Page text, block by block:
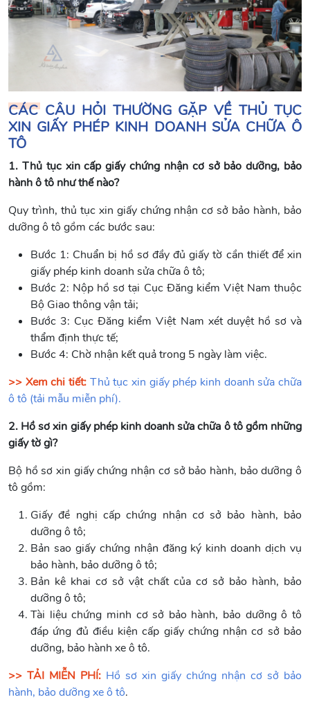
CÁC CÂU HỎI THƯỜNG GẶP VỀ THỦ TỤC
XIN GIẤY PHÉP KINH DOANH SỬA CHỮA Ô
TÔ
1. Thủ tục xin cấp giấy chứng nhận cơ sở bảo dưỡng, bảo
hành ô tô như thế nào?
Quy trình, thủ tục xin giấy chứng nhận cơ sở bảo hành, bảo
dưỡng ô tô gồm các bước sau:
Bước 1: Chuẩn bị hồ sơ đầy đủ giấy tờ cần thiết để xin
giấy phép kinh doanh sửa chữa ô tô;
Bước 2: Nộp hồ sơ tại Cục Đăng kiểm Việt Nam thuộc
Bộ Giao thông vận tải;
Bước 3: Cục Đăng kiểm Việt Nam xét duyệt hồ sơ và
thẩm định thực tế;
Bước 4: Chờ nhận kết quả trong 5 ngày làm việc.
>> Xem chi tiết: Thủ tục xin giấy phép kinh doanh sửa chữa
ô tô (tải mẫu miễn phí).
2. Hồ sơ xin giấy phép kinh doanh sửa chữa ô tô gồm những
giấy tờ gì?
Bộ hồ sơ xin giấy chứng nhận cơ sở bảo hành, bảo dưỡng ô
tô gồm:
Giấy đề nghị cấp chứng nhận cơ sở bảo hành, bảo
dưỡng ô tô;
Bản sao giấy chứng nhận đăng ký kinh doanh dịch vụ
bảo hành, bảo dưỡng ô tô;
Bản kê khai cơ sở vật chất của cơ sở bảo hành, bảo
dưỡng ô tô;
Tài liệu chứng minh cơ sở bảo hành, bảo dưỡng ô tô
đáp ứng đủ điều kiện cấp giấy chứng nhận cơ sở bảo
dưỡng, bảo hành xe ô tô.
>> TẢI MIỄN PHÍ: Hồ sơ xin giấy chứng nhận cơ sở bảo
hành, bảo dưỡng xe ô tô.